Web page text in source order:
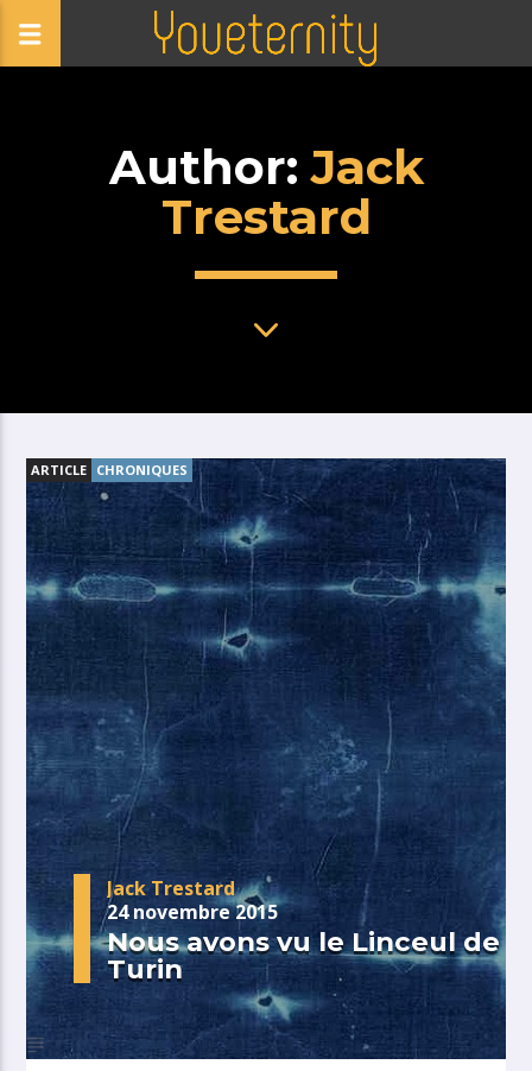
Author:Jack
Trestard
ARTICLE CHRONIQUES
Jack Trestard
24 novembre 2015
Nous avons vu le Linceul de
Turin